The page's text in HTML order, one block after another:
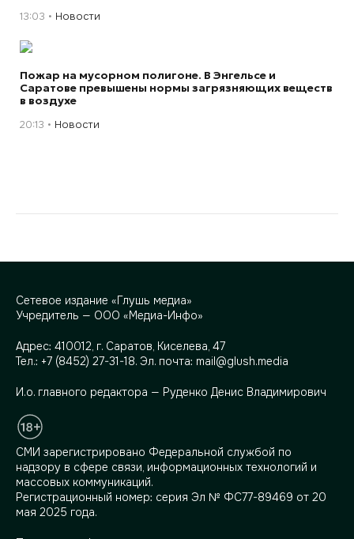
13:03 Новости
Пожар на мусорном полигоне. В Энгельсе и
Саратове превышены нормы загрязняющих веществ
в воздухе
20:13 Новости
Сетевое издание «Глушь медиа»
Учредитель — ООО «Медиа-Инфо»
Адрес: 410012, г. Саратов, Киселева, 47
Тел.: +7 (8452) 27-31-18. Эл. почта: mail@glush.media
И.о. главного редактора — Руденко Денис Владимирович
СМИ зарегистрировано Федеральной службой по
надзору в сфере связи, информационных технологий и
массовых коммуникаций.
Регистрационный номер: серия Эл № ФС77-89469 от 20
мая 2025 года.